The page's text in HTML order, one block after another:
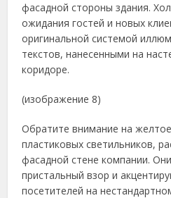
фасадной стороны здания.
ожидания гостей и новых
оригинальной системой
текстов, нанесенными на
коридоре.
(изображение 8)
Обратите внимание на
пластиковых светильников,
фасадной стене компании.
пристальный взор и
посетителей на